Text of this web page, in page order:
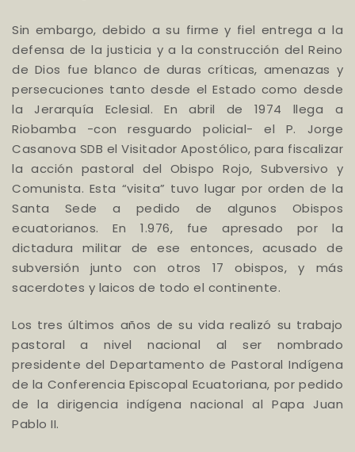
Sin embargo, debido a su firme y fiel entrega a la
defensa de la justicia y a la construcción del Reino
de Dios fue blanco de duras críticas, amenazas y
persecuciones tanto desde el Estado como desde
la Jerarquía Eclesial. En abril de 1974 llega a
Riobamba -con resguardo policial- el P. Jorge
Casanova SDB el Visitador Apostólico, para fiscalizar
la acción pastoral del Obispo Rojo, Subversivo y
Comunista. Esta “visita” tuvo lugar por orden de la
Santa Sede a pedido de algunos Obispos
ecuatorianos. En 1.976, fue apresado por la
dictadura militar de ese entonces, acusado de
subversión junto con otros 17 obispos, y más
sacerdotes y laicos de todo el continente.
Los tres últimos años de su vida realizó su trabajo
pastoral a nivel nacional al ser nombrado
presidente del Departamento de Pastoral Indígena
de la Conferencia Episcopal Ecuatoriana, por pedido
de la dirigencia indígena nacional al Papa Juan
Pablo II.